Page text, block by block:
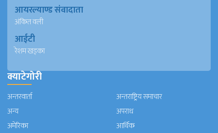
आयरल्याण्ड संवादाता
अंकित वली
आईटी
रेशम खड्का
क्याटेगोरी
अन्तरवार्ता
अन्तराष्ट्रिय समाचार
अन्य
अपराध
अमेरिका
आर्थिक